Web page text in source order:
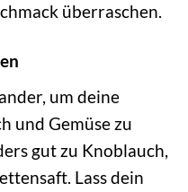
überraschen.
um deine
und Gemüse zu
gut zu Knoblauch,
Lass dein